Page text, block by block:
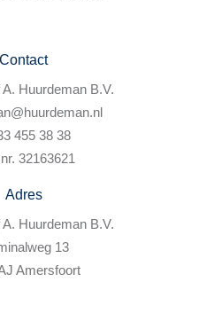
Contact
Huurdeman B.V.
455 38 38
32163621
Adres
Huurdeman B.V.
13
Amersfoort